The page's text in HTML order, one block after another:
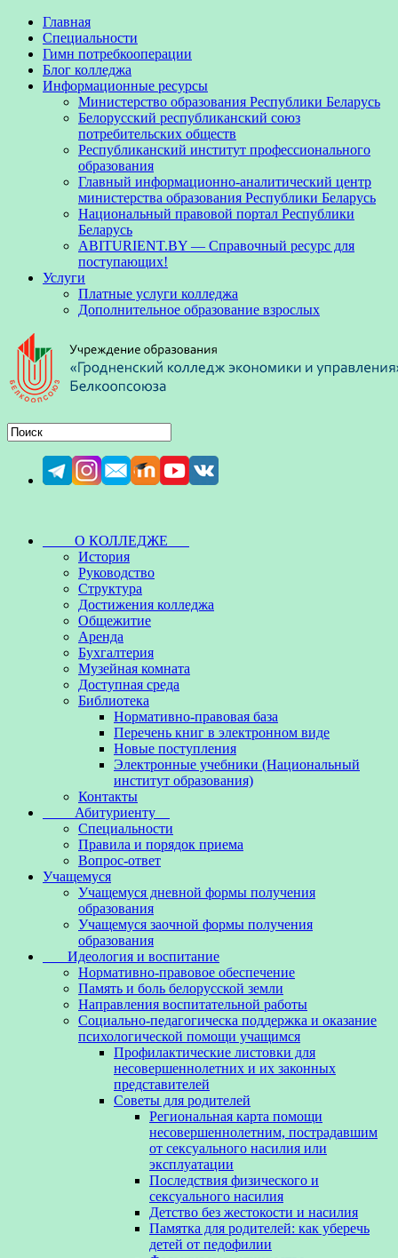
Главная
Специальности
Гимн потребкооперации
Блог колледжа
Информационные ресурсы
Министерство образования Республики Беларусь
Белорусский республиканский союз
потребительских обществ
Республиканский институт профессионального
образования
Главный информационно-аналитический центр
министерства образования Республики Беларусь
Национальный правовой портал Республики
Беларусь
ABITURIENT.BY — Справочный ресурс для
поступающих!
Услуги
Платные услуги колледжа
Дополнительное образование взрослых
О КОЛЛЕДЖЕ
История
Руководство
Структура
Достижения колледжа
Общежитие
Аренда
Бухгалтерия
Музейная комната
Доступная среда
Библиотека
Нормативно-правовая база
Перечень книг в электронном виде
Новые поступления
Электронные учебники (Национальный
институт образования)
Контакты
Абитуриенту
Специальности
Правила и порядок приема
Вопрос-ответ
Учащемуся
Учащемуся дневной формы получения
образования
Учащемуся заочной формы получения
образования
Идеология и воспитание
Нормативно-правовое обеспечение
Память и боль белорусской земли
Направления воспитательной работы
Социально-педагогическа поддержка и оказание
психологической помощи учащимся
Профилактические листовки для
несовершеннолетних и их законных
представителей
Советы для родителей
Региональная карта помощи
несовершеннолетним, пострадавшим
от сексуального насилия или
эксплуатации
Последствия физического и
сексуального насилия
Детство без жестокости и насилия
Памятка для родителей: как уберечь
детей от педофилии